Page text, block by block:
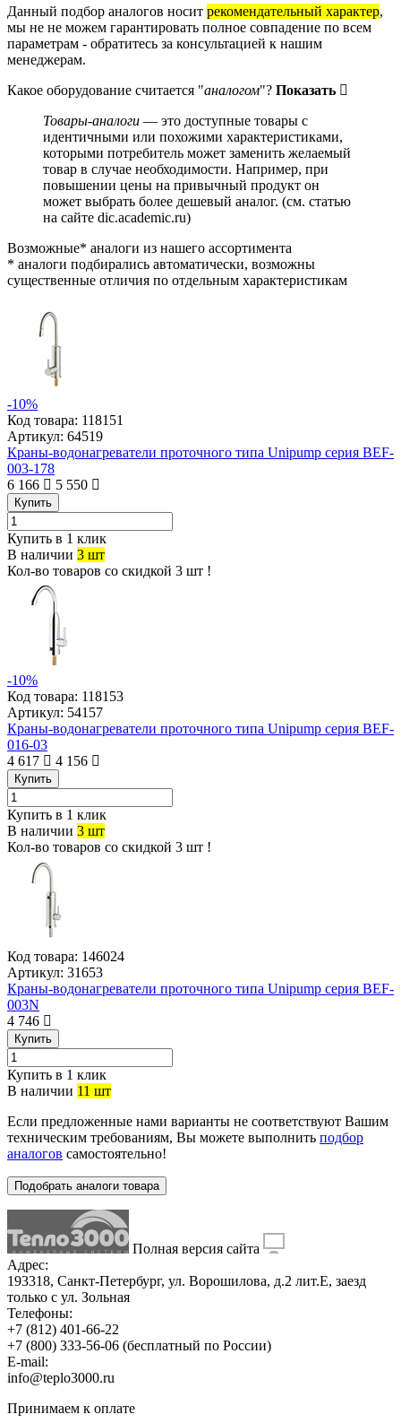
Данный подбор аналогов носит рекомендательный характер,
мы не не можем гарантировать полное совпадение по всем
параметрам - обратитесь за консультацией к нашим
менеджерам.
Какое оборудование считается "аналогом"? Показать
Товары-аналоги — это доступные товары с
идентичными или похожими характеристиками,
которыми потребитель может заменить желаемый
товар в случае необходимости. Например, при
повышении цены на привычный продукт он
может выбрать более дешевый аналог. (см. статью
на сайте dic.academic.ru)
Возможные* аналоги из нашего ассортимента
* аналоги подбирались автоматически, возможны
существенные отличия по отдельным характеристикам
-10%
Код товара: 118151
Артикул: 64519
Краны-водонагреватели проточного типа Unipump серия BEF-
003-178
6 166
5 550
Купить
Купить в 1 клик
В наличии 3 шт
Кол-во товаров со скидкой 3 шт !
-10%
Код товара: 118153
Артикул: 54157
Краны-водонагреватели проточного типа Unipump серия BEF-
016-03
4 617
4 156
Купить
Купить в 1 клик
В наличии 3 шт
Кол-во товаров со скидкой 3 шт !
Код товара: 146024
Артикул: 31653
Краны-водонагреватели проточного типа Unipump серия BEF-
003N
4 746
Купить
Купить в 1 клик
В наличии 11 шт
Если предложенные нами варианты не соответствуют Вашим
техническим требованиям, Вы можете выполнить подбор
аналогов самостоятельно!
Подобрать аналоги товара
Полная версия сайта
Адрес:
193318, Санкт-Петербург, ул. Ворошилова, д.2 лит.Е, заезд
только с ул. Зольная
Телефоны:
+7 (812) 401-66-22
+7 (800) 333-56-06 (бесплатный по России)
E-mail:
info@teplo3000.ru
Принимаем к оплате